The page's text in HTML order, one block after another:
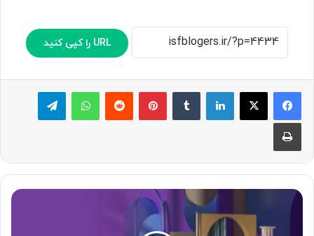
URL را کپی کنید
لینکدین پینترست ‫رددیت واتس آپ
چاپ
ا